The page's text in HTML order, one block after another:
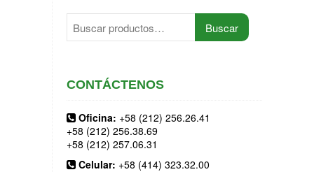
por:Buscar
CONTÁCTENOS
Oficina: +58 (212) 256.26.41
+58 (212) 256.38.69
+58 (212) 257.06.31
Celular: +58 (414) 323.32.00